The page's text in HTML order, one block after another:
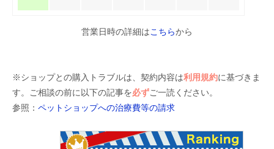
営業日時の詳細はこちらから
※ショップとの購入トラブルは、契約内容は利用規約に基づきま
す。ご相談の前に以下の記事を必ずご一読ください。
参照： ペットショップへの治療費等の請求